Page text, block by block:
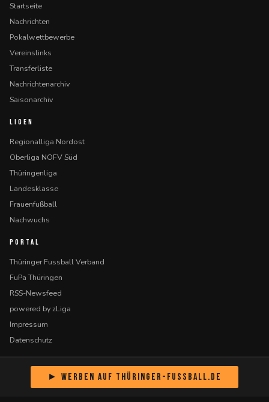
Startseite
Nachrichten
Pokalwettbewerbe
Vereinslinks
Transferliste
Nachrichtenarchiv
Saisonarchiv
LIGEN
Regionalliga Nordost
Oberliga NOFV Süd
Thüringenliga
Landesklasse
Frauenfußball
Nachwuchs
PORTAL
Thüringer Fussball Verband
FuPa Thüringen
RSS-Newsfeed
powered by zLiga
Impressum
Datenschutz
► Werben auf Thüringer-Fussball.de